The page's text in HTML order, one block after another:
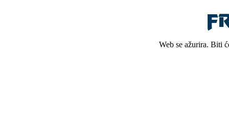
Web se ažurira. Biti